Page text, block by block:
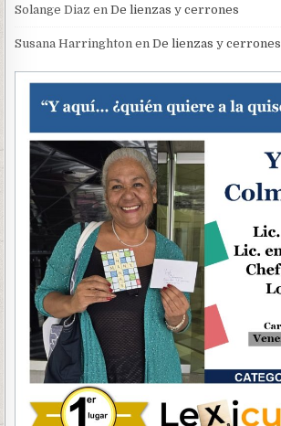
Solange Diaz enDe lienzas y cerrones
Susana Harringhton enDe lienzas y cerrones